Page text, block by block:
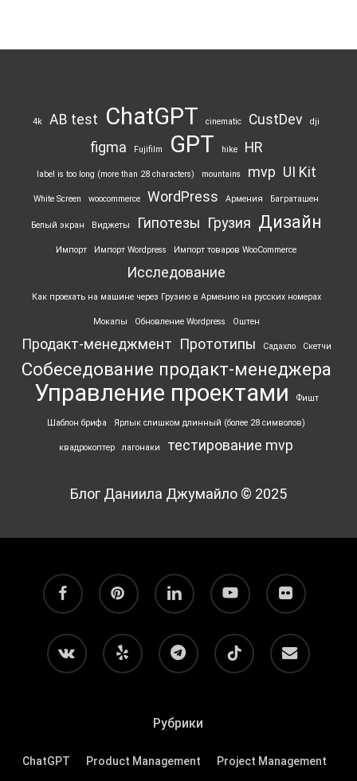
4k AB test ChatGPT cinematic CustDev dji
figma Fujifilm GPT hike HR
label is too long (more than 28 characters) mountains mvp UI Kit
White Screen woocommerce WordPress Армения Баграташен
Белый экран Виджеты Гипотезы Грузия Дизайн
Импорт Импорт Wordpress Импорт товаров WooCommerce
Исследование
Как проехать на машине через Грузию в Армению на русских номерах
Мокапы Обновление Wordpress Оштен
Продакт-менеджмент Прототипы Садахло Скетчи
Собеседование продакт-менеджера
Управление проектами Фишт
Шаблон брифа Ярлык ‎слишком длинный (более 28 символов)
квадрокоптер лагонаки тестирование mvp
Блог Даниила Джумайло © 2025
facebook pinterest linkedin youtube flickr
vk yelp telegram tiktok email
Рубрики
ChatGPT Product Management Project Management